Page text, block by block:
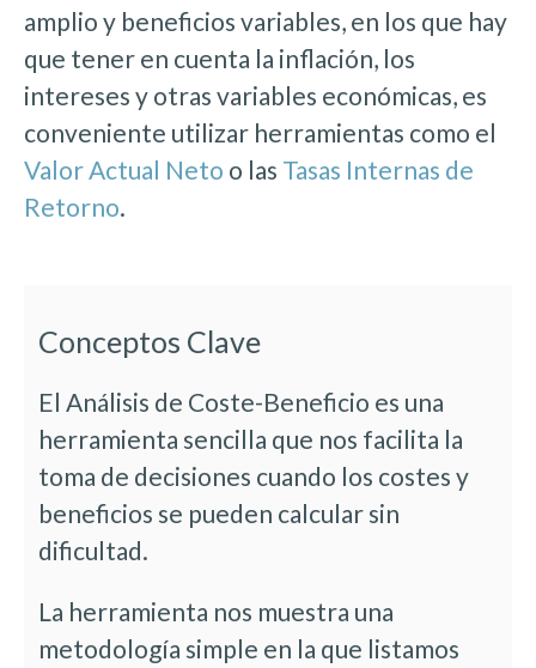
amplio y beneficios variables, en los que hay
que tener en cuenta la inflación, los
intereses y otras variables económicas, es
conveniente utilizar herramientas como el
Valor Actual Neto o las Tasas Internas de
Retorno.
Conceptos Clave
El Análisis de Coste-Beneficio es una
herramienta sencilla que nos facilita la
toma de decisiones cuando los costes y
beneficios se pueden calcular sin
dificultad.
La herramienta nos muestra una
metodología simple en la que listamos